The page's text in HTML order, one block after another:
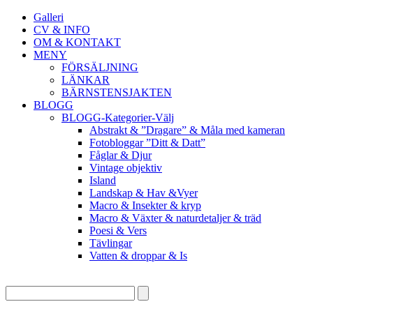
Galleri
CV & INFO
OM & KONTAKT
MENY
FÖRSÄLJNING
LÄNKAR
BÄRNSTENSJAKTEN
BLOGG
BLOGG-Kategorier-Välj
Abstrakt & ”Dragare” & Måla med kameran
Fotobloggar ”Ditt & Datt”
Fåglar & Djur
Vintage objektiv
Island
Landskap & Hav &Vyer
Macro & Insekter & kryp
Macro & Växter & naturdetaljer & träd
Poesi & Vers
Tävlingar
Vatten & droppar & Is